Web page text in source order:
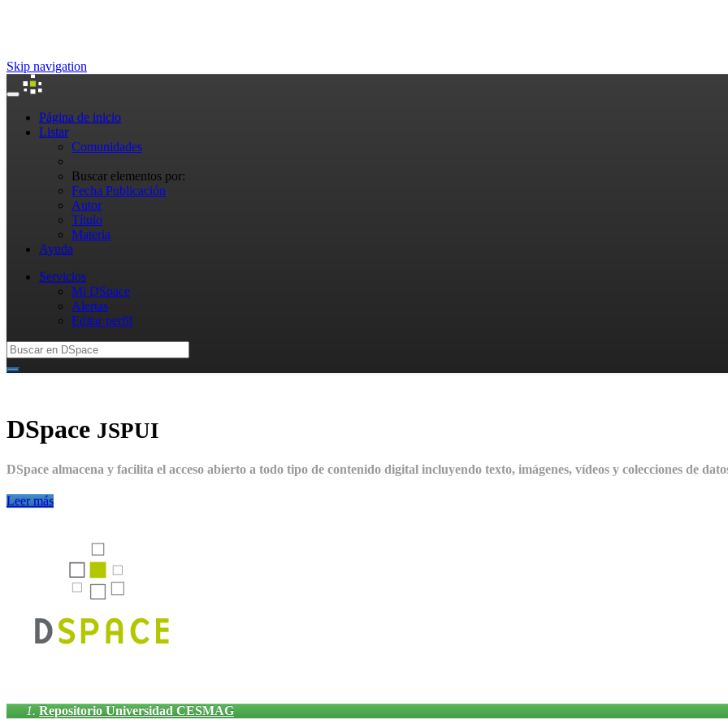
Skip navigation
Página de inicio
Listar
Comunidades
Buscar elementos por:
Fecha Publicación
Autor
Título
Materia
Ayuda
Servicios
Mi DSpace
Alertas
Editar perfil
DSpace JSPUI
DSpace almacena y facilita el acceso abierto a todo tipo de contenido digital incluyendo texto, imágenes, vídeos y colecciones de
Leer más
Repositorio Universidad CESMAG